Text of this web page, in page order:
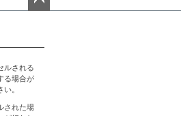
ップ
ルされる
る場合が
。
された場